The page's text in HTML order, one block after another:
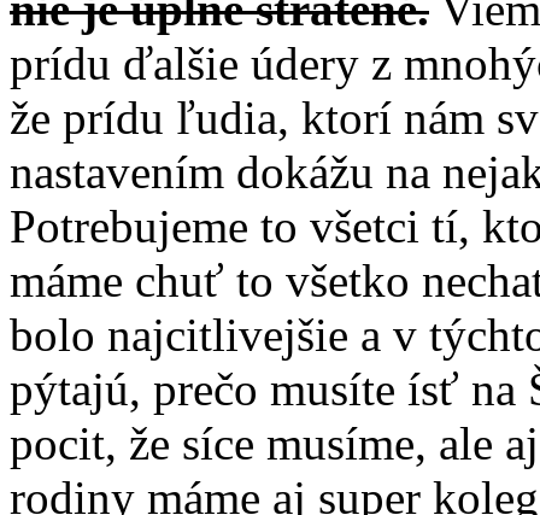
prídu ďalšie údery z
že prídu ľudia, ktorí nám
nastavením dokážu na
Potrebujeme to všetci tí,
máme chuť to všetko
bolo najcitlivejšie a v
pýtajú, prečo musíte ísť na
pocit, že síce musíme, ale
rodiny máme aj super